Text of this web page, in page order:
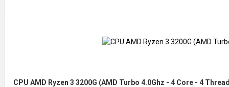
CPU AMD Ryzen 3 3200G (AMD Turbo 4.0Ghz - 4 Core - 4